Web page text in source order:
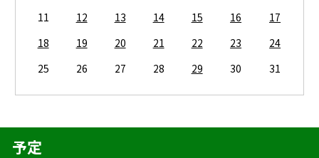
11
12 13 14 15 16
17
18
19 20 21 22 23
24
25
26 27 28 29 30 31
予定